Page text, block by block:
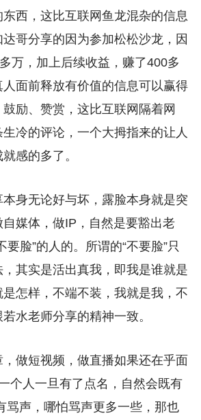
西，这比互联网鱼龙混杂的信息
哥分享的因为参加松松沙龙，因
万，加上后续收益，赚了400多
面前释放有价值的信息可以赢得
励、赞赏，这比互联网隔着网
冷的评论，一个大拇指来的让人
感的多了。
身无论好与坏，露脸本身就是突
媒体，做IP，自然是要豁出老
要脸”的人的。所谓的“不要脸”只
其实是活出真我，即我是谁就是
怎样，不端不装，我就是我，不
水老师分享的精神一致。
做短视频，做直播如果还在乎面
个人一旦有了点名，自然会既有
骂声，哪怕骂声更多一些，那也